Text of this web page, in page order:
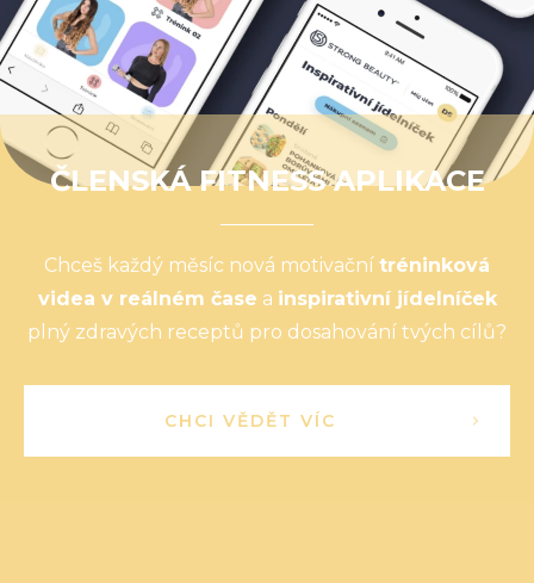
ČLENSKÁ FITNESS APLIKACE
Chceš každý měsíc nová motivační tréninková
videa v reálném čase a inspirativní jídelníček
plný zdravých receptů pro dosahování tvých cílů?
CHCI VĚDĚT VÍC